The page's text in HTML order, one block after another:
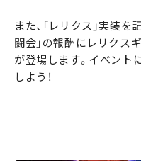
また、「レリクス」実装
闘会」の報酬にレリクス
が登場します。イベント
しよう！